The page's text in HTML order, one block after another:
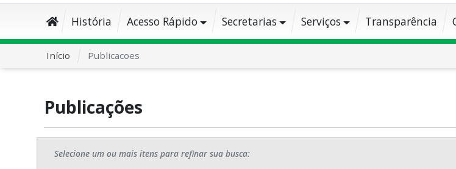
História Acesso Rápido Secretarias Serviços Transparência
Início Publicacoes
Publicações
Selecione um ou mais itens para refinar sua busca: